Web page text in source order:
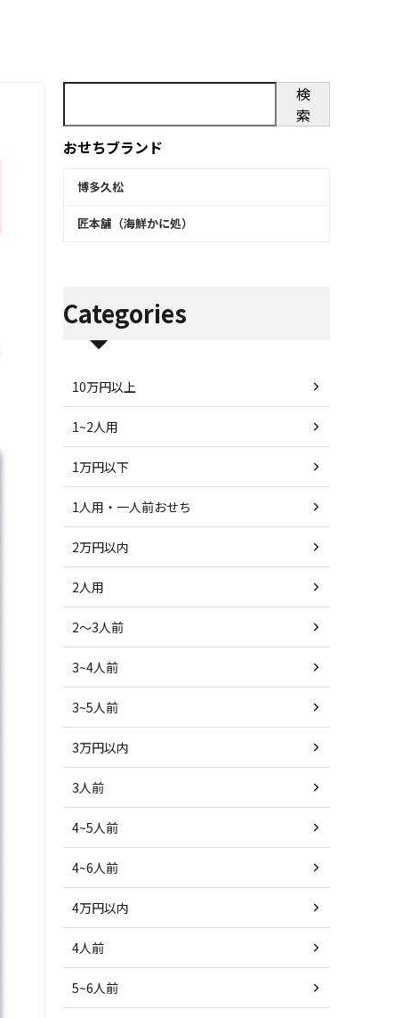
検
索
おせちブランド
博多久松
匠本舗（海鮮かに処）
Categories
10万円以上
1~2人用
1万円以下
1人用・一人前おせち
2万円以内
2人用
2～3人前
3~4人前
3~5人前
3万円以内
3人前
4~5人前
4~6人前
4万円以内
4人前
5~6人前